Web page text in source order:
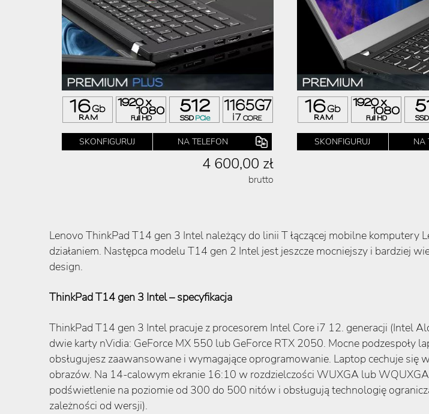
SKONFIGURUJ NA TELEFON
4 600,00 zł
brutto
SKONFIGURUJ NA
Lenovo ThinkPad T14 gen 3 Intel należący do linii T łączącej mobilne
działaniem. Następca modelu T14 gen 2 Intel jest jeszcze mocniejszy i bardziej
design.
ThinkPad T14 gen 3 Intel – specyfikacja
ThinkPad T14 gen 3 Intel pracuje z procesorem Intel Core i7 12. generacji (Intel
dwie karty nVidia: GeForce MX 550 lub GeForce RTX 2050. Mocne
obsługujesz zaawansowane i wymagające oprogramowanie. Laptop cechuje
obrazów. Na 14-calowym ekranie 16:10 w rozdzielczości WUXGA lub
podświetlenie na poziomie od 300 do 500 nitów i obsługują technologię
zależności od wersji).